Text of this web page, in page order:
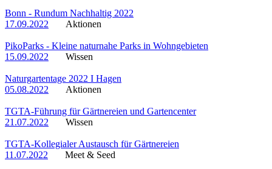
Bonn - Rundum Nachhaltig 2022
17.09.2022
Aktionen
PikoParks - Kleine naturnahe Parks in Wohngebieten
15.09.2022
Wissen
Naturgartentage 2022 I Hagen
05.08.2022
Aktionen
TGTA-Führung für Gärtnereien und Gartencenter
21.07.2022
Wissen
TGTA-Kollegialer Austausch für Gärtnereien
11.07.2022
Meet & Seed